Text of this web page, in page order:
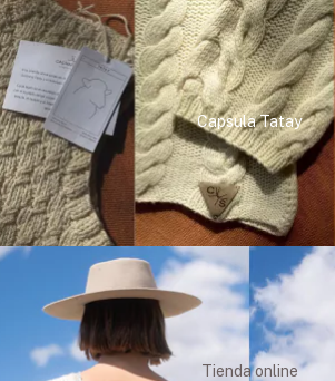
Capsula Tatay
Tienda online